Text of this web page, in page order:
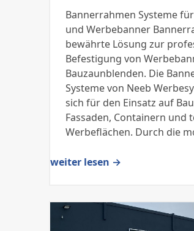
Bannerrahmen Systeme
und Werbebanner
bewährte Lösung zur
Befestigung von
Bauzaunblenden. Die
Systeme von Neeb
sich für den Einsatz auf
Fassaden, Containern und
Werbeflächen. Durch die
weiter lesen →